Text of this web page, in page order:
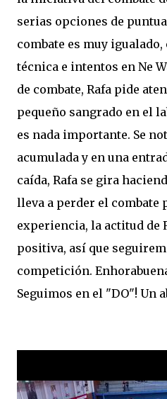
serias opciones de
combate es muy
técnica e intentos en Ne
de combate, Rafa pide
pequeño sangrado en el
es nada importante. Se
acumulada y en una
caída, Rafa se gira
lleva a perder el combate
experiencia, la actitud de
positiva, así que
competición.
Seguimos en el "DO"! Un